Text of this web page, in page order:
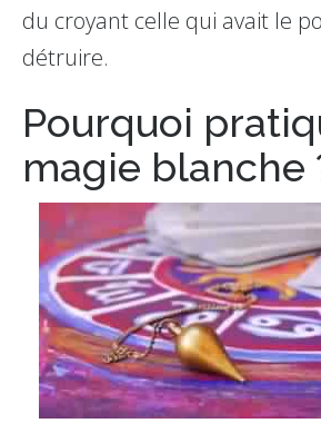
du croyant celle qui avait le
détruire.
Pourquoi
magie blanche